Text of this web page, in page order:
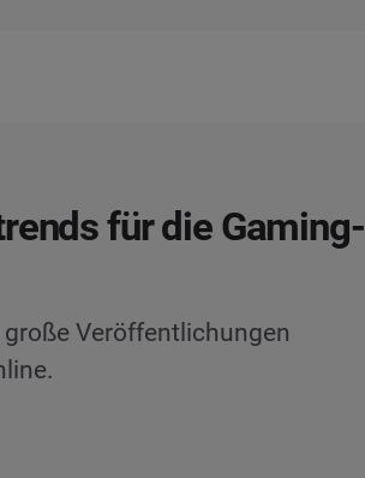
für die Gaming-
Veröffentlichungen